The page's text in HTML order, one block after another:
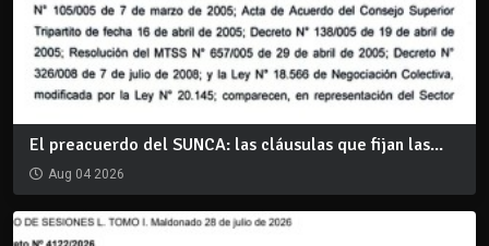
El preacuerdo del SUNCA: las cláusulas que fijan las...
Aug 04 2026